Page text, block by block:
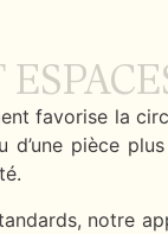
favorise la
pièce
notre